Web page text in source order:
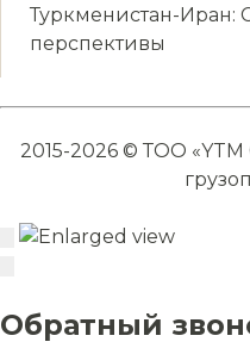
Туркменистан-Иран:
перспективы
2015-2026 © ТОО
Обратный